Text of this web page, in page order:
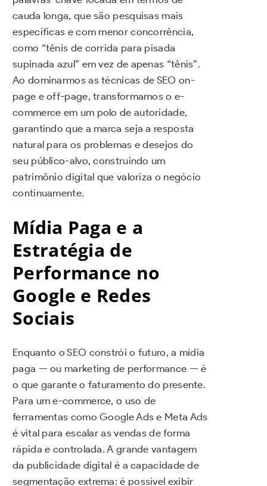
cauda longa, que são pesquisas mais
específicas e com menor concorrência,
como “tênis de corrida para pisada
supinada azul” em vez de apenas “tênis”.
Ao dominarmos as técnicas de SEO on-
page e off-page, transformamos o e-
commerce em um polo de autoridade,
garantindo que a marca seja a resposta
natural para os problemas e desejos do
seu público-alvo, construindo um
patrimônio digital que valoriza o negócio
continuamente.
Mídia Paga e a
Estratégia de
Performance no
Google e Redes
Sociais
Enquanto o SEO constrói o futuro, a mídia
paga — ou marketing de performance — é
o que garante o faturamento do presente.
Para um e-commerce, o uso de
ferramentas como Google Ads e Meta Ads
é vital para escalar as vendas de forma
rápida e controlada. A grande vantagem
da publicidade digital é a capacidade de
segmentação extrema: é possível exibir